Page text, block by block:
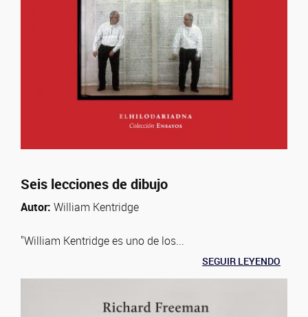
Seis lecciones de dibujo
Autor: William Kentridge
"William Kentridge es uno de los...
SEGUIR LEYENDO